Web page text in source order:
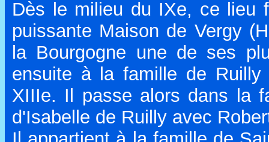
Dès le milieu du IXe, ce lieu
puissante Maison de Vergy
la Bourgogne une de ses
ensuite à la famille de
XIIIe. Il passe alors dans la
d'Isabelle de Ruilly avec